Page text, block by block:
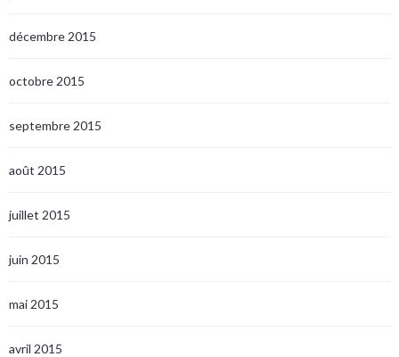
décembre 2015
octobre 2015
septembre 2015
août 2015
juillet 2015
juin 2015
mai 2015
avril 2015